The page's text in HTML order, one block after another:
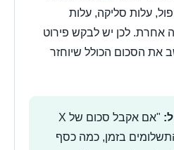
עלות סליקה, עלות
אחרת. לכן יש לבקש פירוט
את הסכום הכולל שיוחזר
"אם אקבל סכום של X
בזמן, כמה כסף